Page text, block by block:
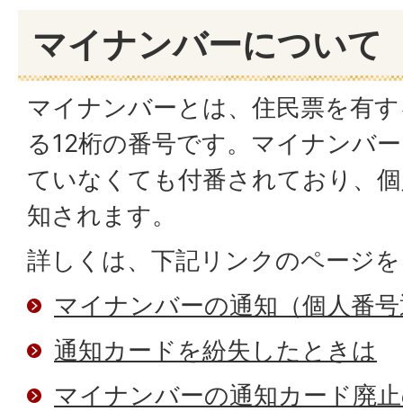
マイナンバーについて
マイナンバーとは、住民票を有
る12桁の番号です。マイナンバ
ていなくても付番されており、
知されます。
詳しくは、下記リンクのページ
マイナンバーの通知（個人番
通知カードを紛失したときは
マイナンバーの通知カード廃